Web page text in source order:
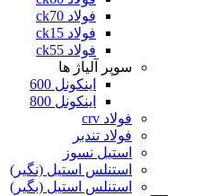
فولاد ck70
فولاد ck15
فولاد ck55
سوپر آلیاژ ها
اینکونل 600
اینکونل 800
فولاد crv
فولاد تندبر
استیل نسوز
استنلس استیل (نگیر)
استنلس استیل (بگیر)